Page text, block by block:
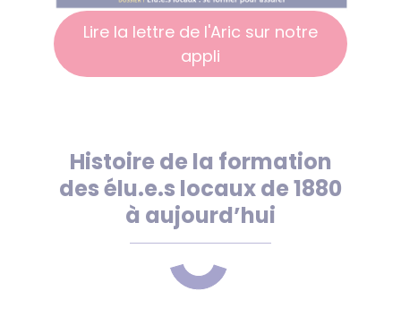
Lire la lettre de l'Aric sur notre
appli
Histoire de la formation
des élu.e.s locaux de 1880
à aujourd’hui